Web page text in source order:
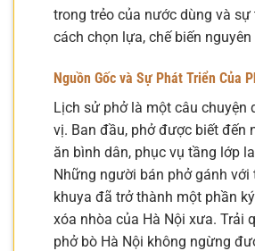
trong trẻo của nước dùng và sự
cách chọn lựa, chế biến nguyên
Nguồn Gốc và Sự Phát Triển Của
Lịch sử phở là một câu chuyện
vị. Ban đầu, phở được biết đến
ăn bình dân, phục vụ tầng lớp
Những người bán phở gánh với
khuya đã trở thành một phần
xóa nhòa của Hà Nội xưa. Trải
phở bò Hà Nội không ngừng